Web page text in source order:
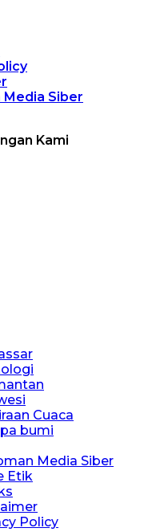
Media Siber
Kami
Cuaca
bumi
Media Siber
Etik
Policy